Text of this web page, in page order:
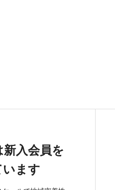
新入会員を
ます